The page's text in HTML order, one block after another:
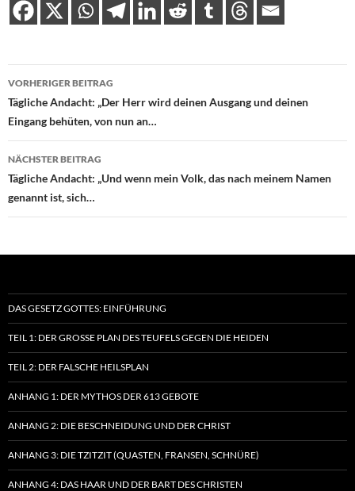
Beitragsnavigation
VORHERIGER BEITRAG
Tägliche Andacht: „Der Herr wird deinen Ausgang und deinen
Eingang behüten, von nun an…
NÄCHSTER BEITRAG
Tägliche Andacht: „Und wenn mein Volk, das nach meinem Namen
genannt ist, sich…
DAS GESETZ GOTTES: EINFÜHRUNG
TEIL 1: DER GROSSE PLAN DES TEUFELS GEGEN DIE HEIDEN
TEIL 2: DER FALSCHE HEILSPLAN
ANHANG 1: DER MYTHOS DER 613 GEBOTE
ANHANG 2: DIE BESCHNEIDUNG UND DER CHRIST
ANHANG 3: DIE TZITZIT (QUASTEN, FRANSEN, SCHNÜRE)
ANHANG 4: DAS HAAR UND DER BART DES CHRISTEN